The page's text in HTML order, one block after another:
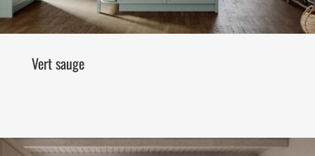
Vert sauge